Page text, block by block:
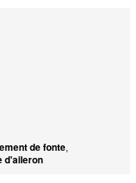
de fonte,
d'aileron